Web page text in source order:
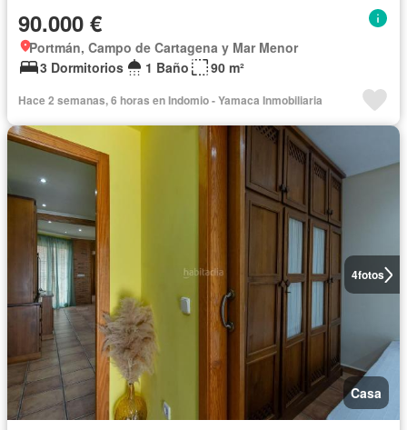
90.000 €
Portmán, Campo de Cartagena y Mar Menor
3 Dormitorios
1 Baño 90 m²
Hace 2 semanas, 6 horas en Indomio - Yamaca Inmobiliaria
4fotos
Casa